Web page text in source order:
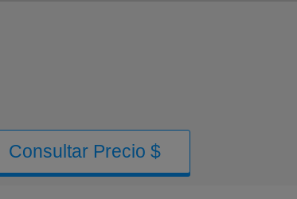
Consultar Precio $